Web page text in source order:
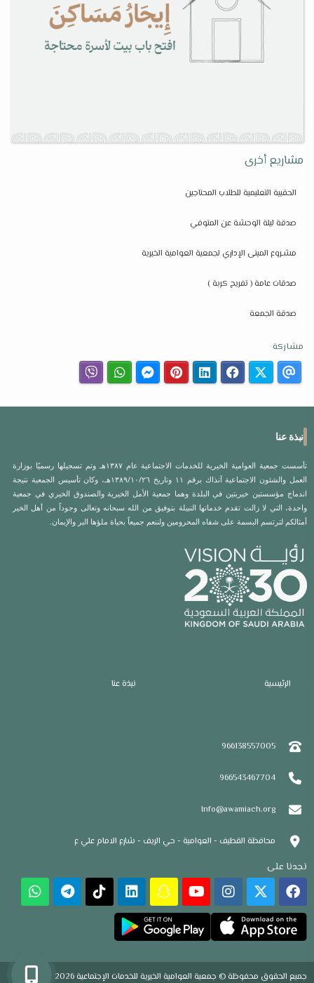
مشاريع أخرى
الحقيبة التعليمية للطلاب المحتاجين
صدقة ليلة الوحشة عن المتوفي
مشـروع المبنى الإداري لجمعية العوامية الخيرية
صدقات عامة ( تفريج كربة )
صدقة الجمعة
مشاركة
نبذة عنا
تأسست جمعية العوامية الخيرية للخدمات الاجتماعية عام ١٣٨٧هـ وتم تسجيلها رسميًا بوزارة
العمل والشئون الاجتماعية آنذاك برقم ١١ وتاريخ ١٣٨٩/١٠/٢٦هـ، وكان تأسيس الجمعية نتيجة
اندماج مؤسستين خيريتين في البلدة وهما جمعية الأمل الخيرية والصندوق الخيري في جمعية
واحدة، التي لا زالت تقدم خدماتها النبيلة بتوفيق من الله سبحانه وتعالى وجوداً من أهل الخير
أمثالكم لترتسم البسمة على شفاه المحرومين ولننعم جميعاً بحياة ملؤها البر والإيمان.
الرئيسية نبذة عنا
966138557005
966543467704
Info@awamiach.org
محافظة القطيف - العوامية - حي الريف - شارع الامام علي ع
تجدنا على
جميع الحقوق محفوظة © جمعية العوامية الخيرية للخدمات الإجتماعية 2026